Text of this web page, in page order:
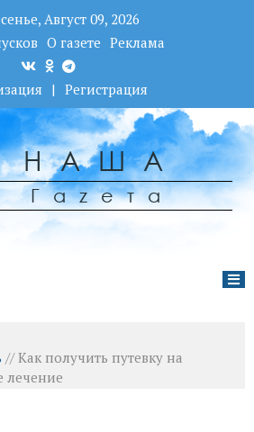
Август 09, 2026
О газете Реклама
| Регистрация
НАША
Гаzета
//Как получить путевку на
лечение